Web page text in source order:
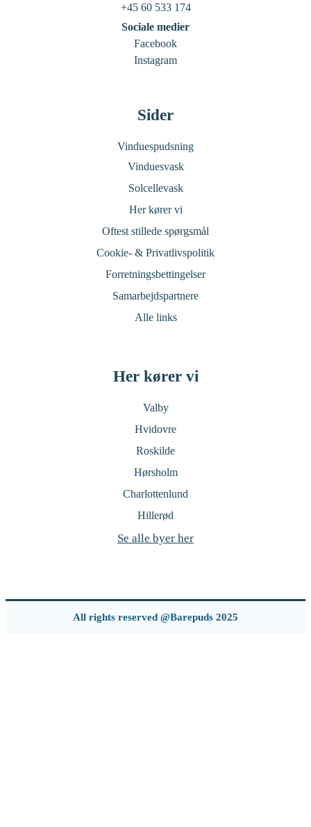
+45 60 533 174
Sociale medier
Facebook
Instagram
Sider
Vinduespudsning
Vinduesvask
Solcellevask
Her kører vi
Oftest stillede spørgsmål
Cookie- & Privatlivspolitik
Forretningsbettingelser
Samarbejdspartnere
Alle links
Her kører vi
Valby
Hvidovre
Roskilde
Hørsholm
Charlottenlund
Hillerød
Se alle byer her
All rights reserved @Barepuds 2025